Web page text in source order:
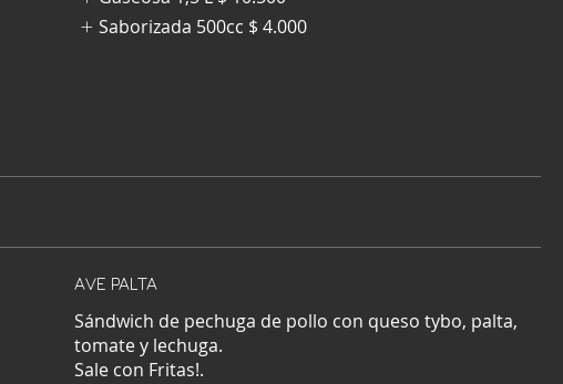
Saborizada 500cc $ 4.000
AVE PALTA
Sándwich de pechuga de pollo con queso tybo, palta,
tomate y lechuga.
Sale con Fritas!.